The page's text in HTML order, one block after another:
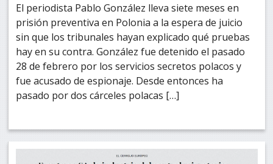
El periodista Pablo González lleva siete meses en
prisión preventiva en Polonia a la espera de juicio
sin que los tribunales hayan explicado qué pruebas
hay en su contra. González fue detenido el pasado
28 de febrero por los servicios secretos polacos y
fue acusado de espionaje. Desde entonces ha
pasado por dos cárceles polacas […]